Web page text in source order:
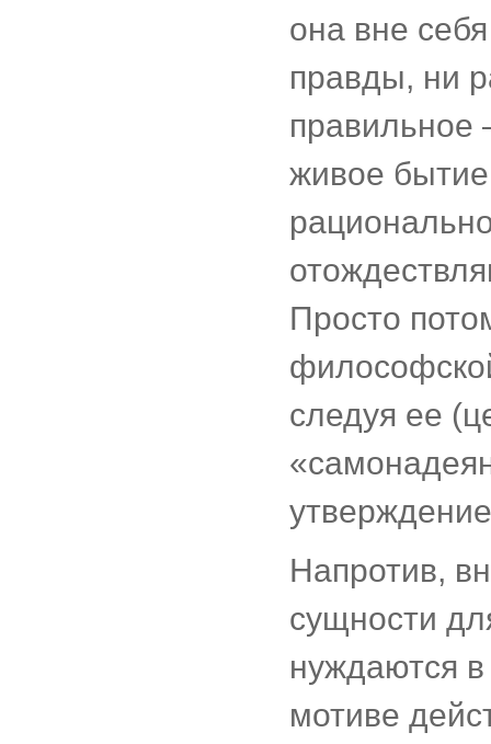
она вне
правды, ни
правильное
живое
Просто
следуя ее
Напротив,
сущности
нуждаются
мотиве